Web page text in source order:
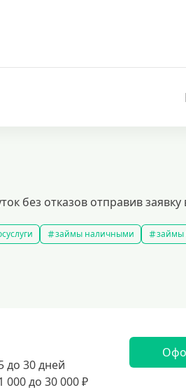
без отказов отправив
займы наличными займы
до 30 дней
000 до 30 000 ₽